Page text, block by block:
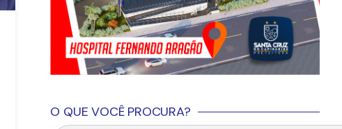
O QUE VOCÊ PROCURA?